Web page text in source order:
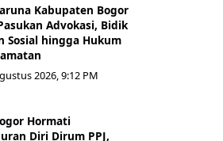
Kabupaten Bogor
Advokasi, Bidik
Sosial hingga Hukum
2026, 9:12 PM
Hormati
Diri Dirum PPJ,